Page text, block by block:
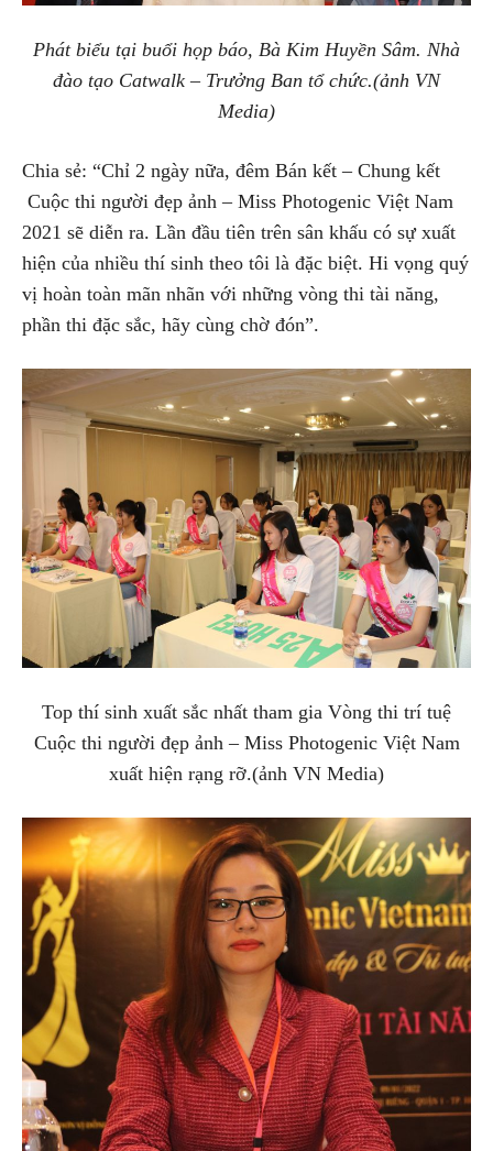
Phát biểu tại buổi họp báo, Bà Kim Huyền Sâm. Nhà
đào tạo Catwalk – Trưởng Ban tổ chức.(ảnh VN
Media)
Chia sẻ: “Chỉ 2 ngày nữa, đêm Bán kết – Chung kết
Cuộc thi người đẹp ảnh – Miss Photogenic Việt Nam
2021 sẽ diễn ra. Lần đầu tiên trên sân khấu có sự xuất
hiện của nhiều thí sinh theo tôi là đặc biệt. Hi vọng quý
vị hoàn toàn mãn nhãn với những vòng thi tài năng,
phần thi đặc sắc, hãy cùng chờ đón”.
Top thí sinh xuất sắc nhất tham gia Vòng thi trí tuệ
Cuộc thi người đẹp ảnh – Miss Photogenic Việt Nam
xuất hiện rạng rỡ.(ảnh VN Media)